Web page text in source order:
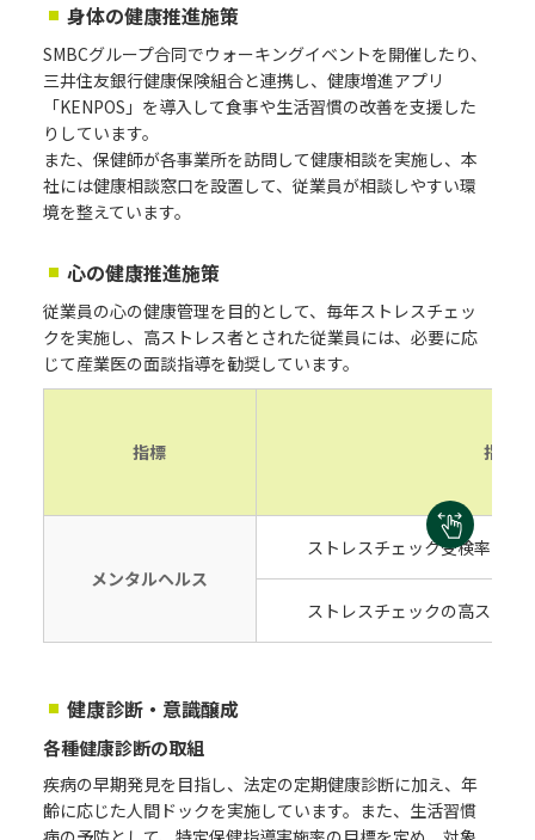
身体の健康推進施策
SMBCグループ合同でウォーキングイベントを開催したり、
三井住友銀行健康保険組合と連携し、健康増進アプリ
「KENPOS」を導入して食事や生活習慣の改善を支援した
りしています。
また、保健師が各事業所を訪問して健康相談を実施し、本
社には健康相談窓口を設置して、従業員が相談しやすい環
境を整えています。
心の健康推進施策
従業員の心の健康管理を目的として、毎年ストレスチェッ
クを実施し、高ストレス者とされた従業員には、必要に応
じて産業医の面談指導を勧奨しています。
指標 指標
メンタルヘルス
ストレスチェック受検率
ストレスチェックの高ストレ
健康診断・意識醸成
各種健康診断の取組
疾病の早期発見を目指し、法定の定期健康診断に加え、年
齢に応じた人間ドックを実施しています。また、生活習慣